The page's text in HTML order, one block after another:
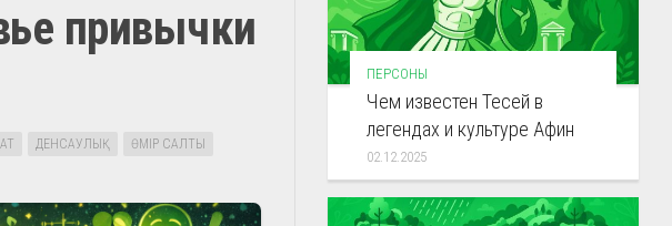
привычки
ДЕНСАУЛЫҚ
ӨМІР САЛТЫ
ПЕРСОНЫ
Чем известен Тесей в
легендах и культуре Афин
02.12.2025